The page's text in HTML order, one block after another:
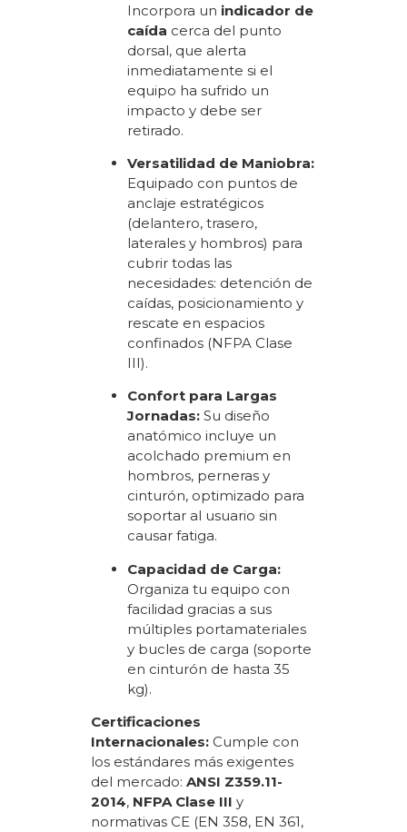
Incorpora un indicador de
caída cerca del punto
dorsal, que alerta
inmediatamente si el
equipo ha sufrido un
impacto y debe ser
retirado.
Versatilidad de Maniobra:
Equipado con puntos de
anclaje estratégicos
(delantero, trasero,
laterales y hombros) para
cubrir todas las
necesidades: detención de
caídas, posicionamiento y
rescate en espacios
confinados (NFPA Clase
III).
Confort para Largas
Jornadas: Su diseño
anatómico incluye un
acolchado premium en
hombros, perneras y
cinturón, optimizado para
soportar al usuario sin
causar fatiga.
Capacidad de Carga:
Organiza tu equipo con
facilidad gracias a sus
múltiples portamateriales
y bucles de carga (soporte
en cinturón de hasta 35
kg).
Certificaciones
Internacionales: Cumple con
los estándares más exigentes
del mercado: ANSI Z359.11-
2014, NFPA Clase III y
normativas CE (EN 358, EN 361,